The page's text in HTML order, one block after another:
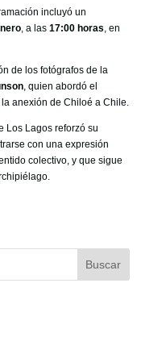
incluyó un
, a las 17:00 horas, en
de los fotógrafos de la
, quien abordó el
anexión de Chiloé a Chile.
Los Lagos reforzó su
con una expresión
colectivo, y que sigue